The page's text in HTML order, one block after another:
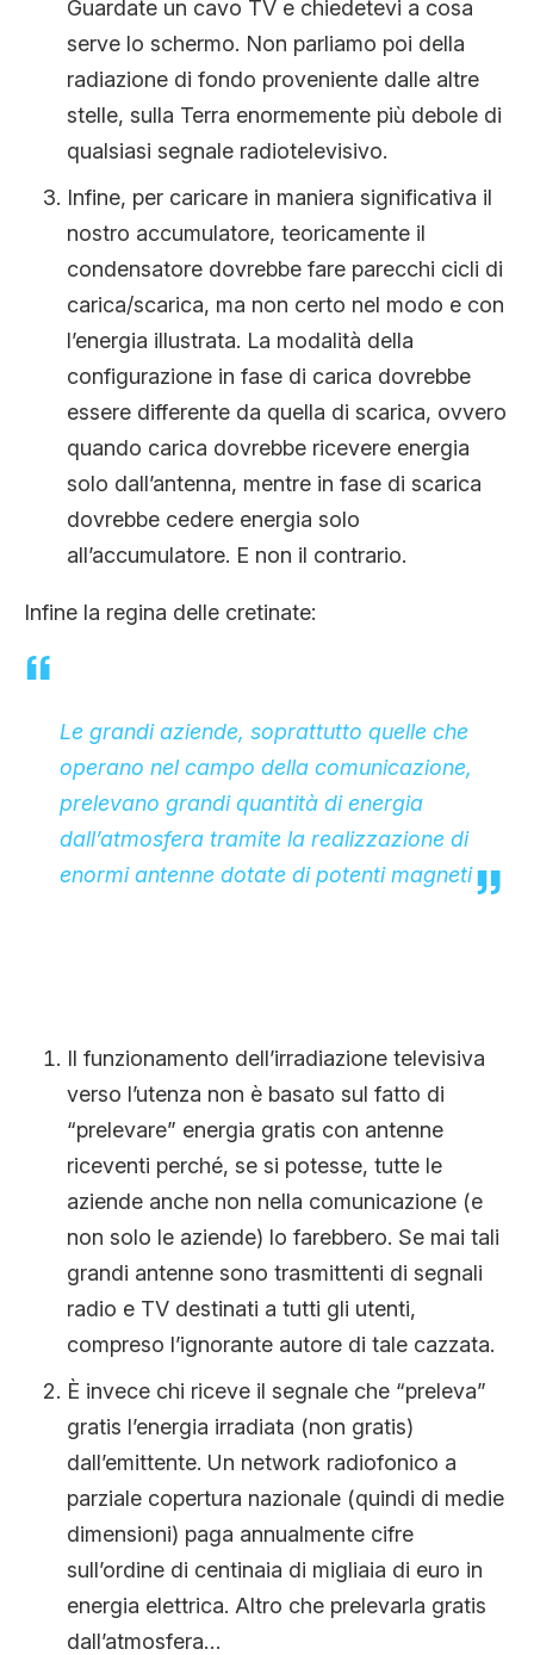
Guardate un cavo TV e chiedetevi a cosa
serve lo schermo. Non parliamo poi della
radiazione di fondo proveniente dalle altre
stelle, sulla Terra enormemente più debole di
qualsiasi segnale radiotelevisivo.
Infine, per caricare in maniera significativa il
nostro accumulatore, teoricamente il
condensatore dovrebbe fare parecchi cicli di
carica/scarica, ma non certo nel modo e con
l’energia illustrata. La modalità della
configurazione in fase di carica dovrebbe
essere differente da quella di scarica, ovvero
quando carica dovrebbe ricevere energia
solo dall’antenna, mentre in fase di scarica
dovrebbe cedere energia solo
all’accumulatore. E non il contrario.
Infine la regina delle cretinate:
Le grandi aziende, soprattutto quelle che
operano nel campo della comunicazione,
prelevano grandi quantità di energia
dall’atmosfera tramite la realizzazione di
enormi antenne dotate di potenti magneti
Il funzionamento dell’irradiazione televisiva
verso l’utenza non è basato sul fatto di
“prelevare” energia gratis con antenne
riceventi perché, se si potesse, tutte le
aziende anche non nella comunicazione (e
non solo le aziende) lo farebbero. Se mai tali
grandi antenne sono trasmittenti di segnali
radio e TV destinati a tutti gli utenti,
compreso l’ignorante autore di tale cazzata.
È invece chi riceve il segnale che “preleva”
gratis l’energia irradiata (non gratis)
dall’emittente. Un network radiofonico a
parziale copertura nazionale (quindi di medie
dimensioni) paga annualmente cifre
sull’ordine di centinaia di migliaia di euro in
energia elettrica. Altro che prelevarla gratis
dall’atmosfera…